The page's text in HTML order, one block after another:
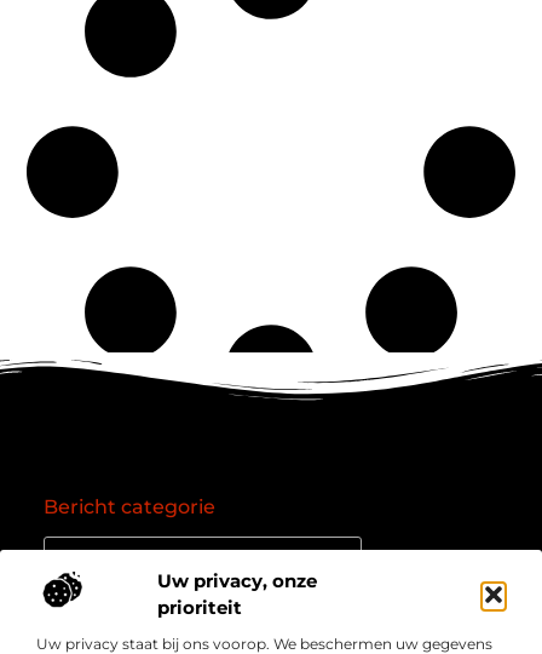
Uw privacy, onze
prioriteit
Uw privacy staat bij ons voorop. We beschermen uw gegevens
Onze informatie
Bericht categorie